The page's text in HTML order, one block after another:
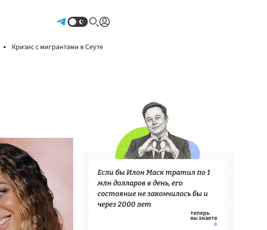
Кризис с мигрантами в Сеуте
Если бы Илон Маск тратил по 1
млн долларов в день, его
состояние не закончилось бы и
через 2000 лет